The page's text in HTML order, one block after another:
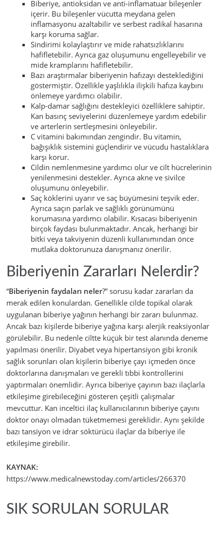
Biberiye, antioksidan ve anti-inflamatuar bileşenler
içerir. Bu bileşenler vücutta meydana gelen
inflamasyonu azaltabilir ve serbest radikal hasarına
karşı koruma sağlar.
Sindirimi kolaylaştırır ve mide rahatsızlıklarını
hafifletebilir. Ayrıca gaz oluşumunu engelleyebilir ve
mide kramplarını hafifletebilir.
Bazı araştırmalar biberiyenin hafızayı desteklediğini
göstermiştir. Özellikle yaşlılıkla ilişkili hafıza kaybını
önlemeye yardımcı olabilir.
Kalp-damar sağlığını destekleyici özelliklere sahiptir.
Kan basınç seviyelerini düzenlemeye yardım edebilir
ve arterlerin sertleşmesini önleyebilir.
C vitamini bakımından zengindir. Bu vitamin,
bağışıklık sistemini güçlendirir ve vücudu hastalıklara
karşı korur.
Cildin nemlenmesine yardımcı olur ve cilt hücrelerinin
yenilenmesini destekler. Ayrıca akne ve sivilce
oluşumunu önleyebilir.
Saç köklerini uyarır ve saç büyümesini teşvik eder.
Ayrıca saçın parlak ve sağlıklı görünümünü
korumasına yardımcı olabilir. Kısacası biberiyenin
birçok faydası bulunmaktadır. Ancak, herhangi bir
bitki veya takviyenin düzenli kullanımından önce
mutlaka doktorunuza danışmanız önerilir.
Biberiyenin Zararları Nelerdir?
“Biberiyenin faydaları neler?” sorusu kadar zararları da
merak edilen konulardan. Genellikle cilde topikal olarak
uygulanan biberiye yağının herhangi bir zararı bulunmaz.
Ancak bazı kişilerde biberiye yağına karşı alerjik reaksiyonlar
görülebilir. Bu nedenle ciltte küçük bir test alanında deneme
yapılması önerilir. Diyabet veya hipertansiyon gibi kronik
sağlık sorunları olan kişilerin biberiye çayı içmeden önce
doktorlarına danışmaları ve gerekli tıbbi kontrollerini
yaptırmaları önemlidir. Ayrıca biberiye çayının bazı ilaçlarla
etkileşime girebileceğini gösteren çeşitli çalışmalar
mevcuttur. Kan inceltici ilaç kullanıcılarının biberiye çayını
doktor onayı olmadan tüketmemesi gereklidir. Aynı şekilde
bazı tansiyon ve idrar söktürücü ilaçlar da biberiye ile
etkileşime girebilir.
KAYNAK:
https://www.medicalnewstoday.com/articles/266370
SIK SORULAN SORULAR